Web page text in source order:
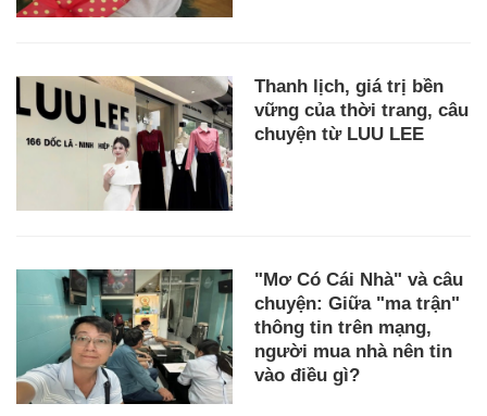
Thanh lịch, giá trị bền
vững của thời trang, câu
chuyện từ LUU LEE
"Mơ Có Cái Nhà" và câu
chuyện: Giữa "ma trận"
thông tin trên mạng,
người mua nhà nên tin
vào điều gì?